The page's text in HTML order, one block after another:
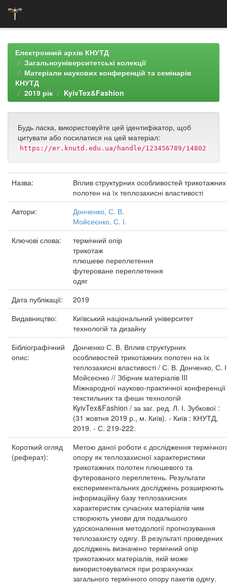
navigationЕлектронний архів КНУТД
Загальноуніверситетські колекції
Матеріали наукових конференцій та семінарів
КНУТД
2019 рік
KyivTex&Fashion
Будь ласка, використовуйте цей ідентифікатор, щоб
цитувати або посилатися на цей матеріал:
https://er.knutd.edu.ua/handle/123456789/14802
Назва:
Вплив структурних особливостей трикотажних
полотен на їх теплозахисні властивості
Автори:
Донченко, С. В.
Мойсеєнко, С. І.
Ключові слова:
термічний опір
трикотаж
плюшеве переплетення
футероване переплетення
одяг
Дата публікації:
2019
Видавництво:
Київський національний університет
технологій та дизайну
Бібліографічний
опис:
Донченко С. В. Вплив структурних
особливостей трикотажних полотен на їх
теплозахисні властивості / С. В. Донченко, С.
Мойсеєнко // Збірник матеріалів III
Міжнародної науково-практичної конференції
текстильних та фешн технологій
KyivTex&Fashion / за заг. ред. Л. І. Зубкової :
(31 жовтня 2019 р., м. Київ). - Київ : КНУТД,
2019. - С. 219-222.
Короткий огляд
(реферат):
Метою даної роботи є дослідження
опору як теплозахисної характеристики
трикотажних полотен плюшевого та
футерованого переплетень. Результати
експериментальних досліджень розширюють
інформаційну базу теплозахисних
характеристик сучасних матеріалів чим
створюють умови для подальшого
удосконалення методології прогнозування
теплозахисту одягу. В результаті проведених
досліджень визначено термічний опір
трикотажних матеріалів, якій може
використовуватися при розрахунках
загального термічного опору пакетів одягу.